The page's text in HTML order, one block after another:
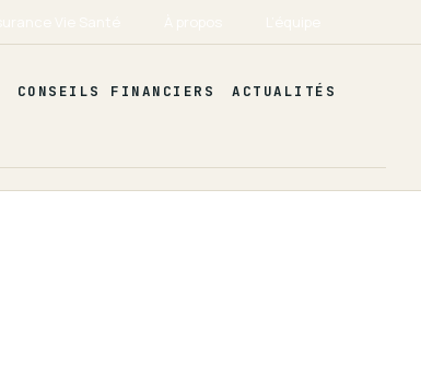
CONSEILS FINANCIERS ACTUALITÉS